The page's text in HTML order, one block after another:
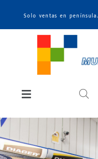
Solo ventas en